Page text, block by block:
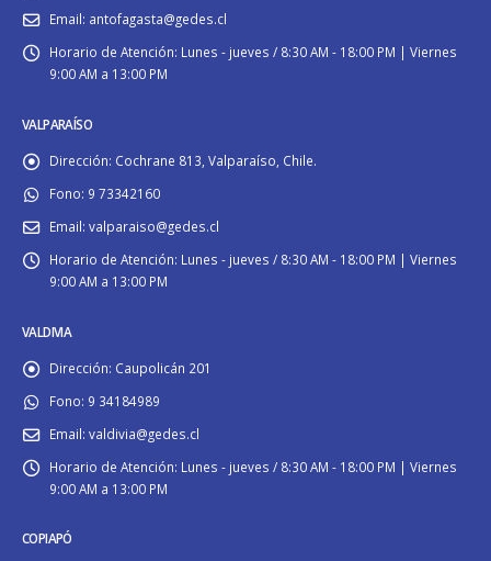
Email: antofagasta@gedes.cl
Horario de Atención: Lunes - jueves / 8:30 AM - 18:00 PM | Viernes
9:00 AM a 13:00 PM
VALPARAÍSO
Dirección: Cochrane 813, Valparaíso, Chile.
Fono: 9 73342160
Email: valparaiso@gedes.cl
Horario de Atención: Lunes - jueves / 8:30 AM - 18:00 PM | Viernes
9:00 AM a 13:00 PM
VALDIVIA
Dirección: Caupolicán 201
Fono: 9 34184989
Email: valdivia@gedes.cl
Horario de Atención: Lunes - jueves / 8:30 AM - 18:00 PM | Viernes
9:00 AM a 13:00 PM
COPIAPÓ